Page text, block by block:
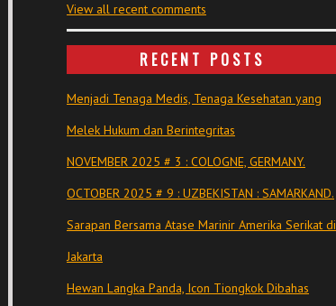
View all recent comments
RECENT POSTS
Menjadi Tenaga Medis, Tenaga Kesehatan yang
Melek Hukum dan Berintegritas
NOVEMBER 2025 # 3 : COLOGNE, GERMANY.
OCTOBER 2025 # 9 : UZBEKISTAN : SAMARKAND.
Sarapan Bersama Atase Marinir Amerika Serikat di
Jakarta
Hewan Langka Panda, Icon Tiongkok Dibahas